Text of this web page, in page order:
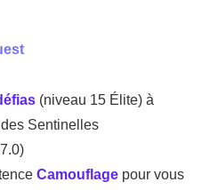
(niveau 15 Élite) à
Sentinelles
Camouflage pour vous